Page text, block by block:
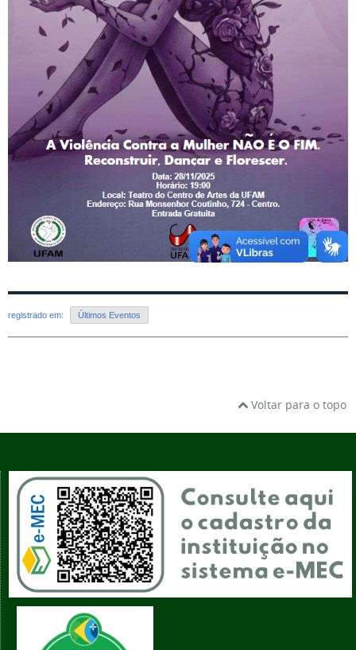
registrado em: Últimos Eventos
Voltar para o topo